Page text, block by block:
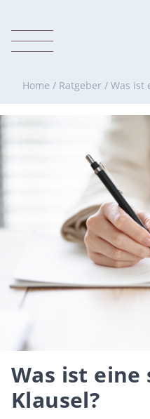
Home / Ratgeber / Was ist
Was ist
Klausel?